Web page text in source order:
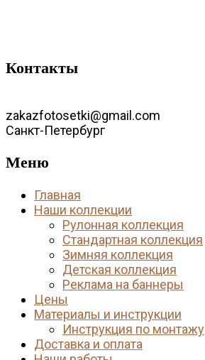
Контакты
zakazfotosetki@gmail.com
Санкт-Петербург
Меню
Главная
Наши коллекции
Рулонная коллекция
Стандартная коллекция
Зимняя коллекция
Детская коллекция
Реклама на баннеры
Цены
Материалы и инструкции
Инструкция по монтажу
Доставка и оплата